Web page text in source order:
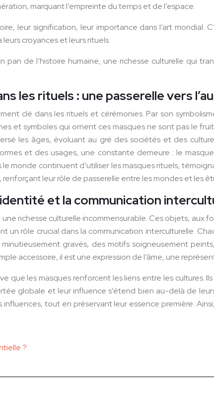
marquant l’empreinte du temps et de l’espace.
leur signification, leur importance dans l’art mondial.
croyances et leurs rituels.
pan de l’histoire humaine, une richesse culturelle qui
les rituels : une passerelle vers
clé dans les rituels et cérémonies. Par son
et symboles qui ornent ces masques ne sont pas le
les âges, évoluant au gré des sociétés et des
et des usages, une constante demeure : le
monde continuent d’utiliser les masques rituels,
leur rôle de passerelle entre les mondes et les
et la communication
richesse culturelle incommensurable. Ces objets, aux
rôle crucial dans la communication interculturelle.
gravés, des motifs soigneusement
accessoire, il est une expression de l’âme, une
que les masques renforcent les liens entre les
globale et leur influence s’étend bien au-delà de
tout en préservant leur essence première.
?